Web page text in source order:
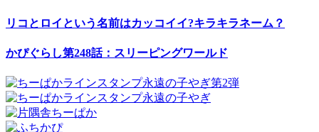
リコとロイという名前はカッコイイ?キラキラネーム？
かぴぐらし第248話：スリーピングワールド